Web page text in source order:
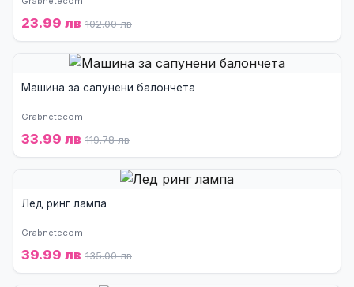
23.99 лв 102.00 лв
Машина за сапунени балончета
Grabnetecom
33.99 лв 119.78 лв
Лед ринг лампа
Grabnetecom
39.99 лв 135.00 лв